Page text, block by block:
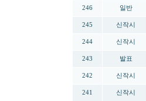
246 일반
245 신작시
244 신작시
243 발표
242 신작시
241 신작시